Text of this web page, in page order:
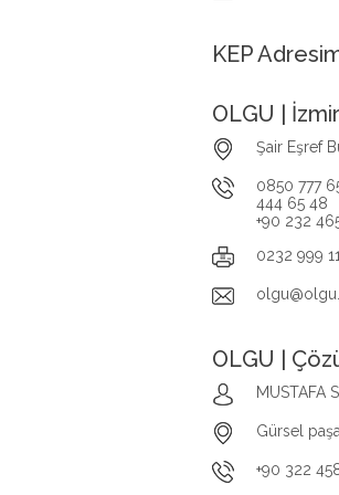
KEP
OLGU |
Şair Eşref
0850 777
444 65 48
+90 232
0232 999
OLGU |
MUSTAFA
Gürsel
+90 322